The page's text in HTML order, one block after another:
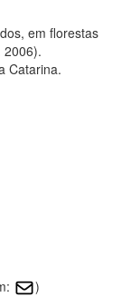
em florestas
2006).
Catarina.
)